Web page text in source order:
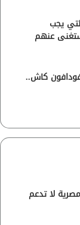
يجب
فودافون كاش..
لا تدعم